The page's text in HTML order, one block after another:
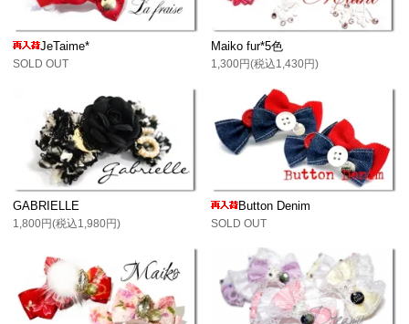
JeTaime*
SOLD OUT
Maiko fur*5色
1,300円(税込1,430円)
GABRIELLE
1,800円(税込1,980円)
Button Denim
SOLD OUT